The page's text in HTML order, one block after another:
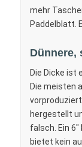
mehr
Paddelblatt.
Dünnere,
Die Dicke ist
Die meisten
hergestellt
falsch. Ein 6″
bietet kein